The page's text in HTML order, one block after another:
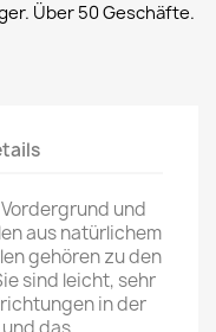
Über 50 Geschäfte.
und
aus natürlichem
gehören zu den
sind leicht, sehr
in der